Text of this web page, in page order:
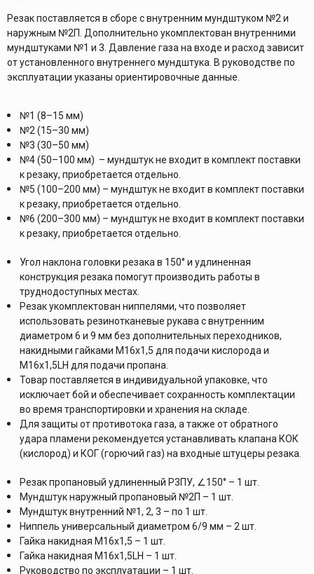
Резак поставляется в сборе с внутренним мундштуком №2 и
наружным №2П. Дополнительно укомплектован внутренними
мундштуками №1 и 3. Давление газа на входе и расход зависит
от установленного внутреннего мундштука. В руководстве по
эксплуатации указаны ориентировочные данные.
№1 (8–15 мм)
№2 (15–30 мм)
№3 (30–50 мм)
№4 (50–100 мм) – мундштук не входит в комплект поставки
к резаку, приобретается отдельно.
№5 (100–200 мм) – мундштук не входит в комплект поставки
к резаку, приобретается отдельно.
№6 (200–300 мм) – мундштук не входит в комплект поставки
к резаку, приобретается отдельно.
Угол наклона головки резака в 150° и удлиненная
конструкция резака помогут производить работы в
труднодоступных местах.
Резак укомплектован ниппелями, что позволяет
использовать резинотканевые рукава с внутренним
диаметром 6 и 9 мм без дополнительных переходников,
накидными гайками M16х1,5 для подачи кислорода и
M16х1,5LH для подачи пропана.
Товар поставляется в индивидуальной упаковке, что
исключает бой и обеспечивает сохранность комплектации
во время транспортировки и хранения на складе.
Для защиты от противотока газа, а также от обратного
удара пламени рекомендуется устанавливать клапана КОК
(кислород) и КОГ (горючий газ) на входные штуцеры резака.
Резак пропановый удлиненный Р3ПУ, ∠150° – 1 шт.
Мундштук наружный пропановый №2П – 1 шт.
Мундштук внутренний №1, 2, 3 – по 1 шт.
Ниппель универсальный диаметром 6/9 мм – 2 шт.
Гайка накидная M16х1,5 – 1 шт.
Гайка накидная M16х1,5LH – 1 шт.
Руководство по эксплуатации – 1 шт.